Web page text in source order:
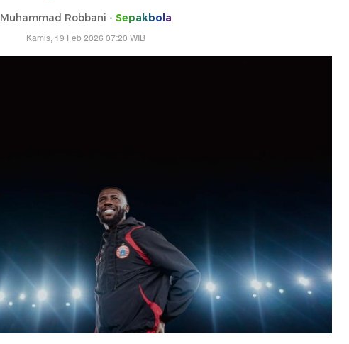
Muhammad Robbani - Sepakbola
Kamis, 19 Feb 2026 07:20 WIB